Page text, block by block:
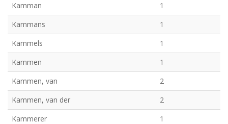
Kamman
1
Kammans
1
Kammels
1
Kammen
1
Kammen, van
2
Kammen, van der
2
Kammerer
1